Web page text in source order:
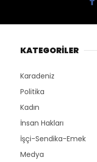
KATEGORİLER
Karadeniz
Politika
Kadın
İnsan Hakları
İşçi-Sendika-Emek
Medya